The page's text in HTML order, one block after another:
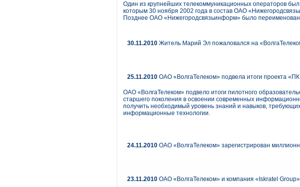
Один из крупнейших телекоммуникационных операторов
которым 30 ноября 2002 года в состав ОАО
Позднее ОАО «Нижегородсвязьинформ» было
30.11.2010 Житель Марий Эл пожаловался на
25.11.2010 ОАО «ВолгаТелеком» подвела итоги проекта
ОАО «ВолгаТелеком» подвело итоги пилотного
старшего поколения в освоении современных
получить необходимый уровень знаний и навыков,
информационные технологии.
24.11.2010 ОАО «ВолгаТелеком» зарегистрирован
23.11.2010 ОАО «ВолгаТелеком» и компания «Iskratel